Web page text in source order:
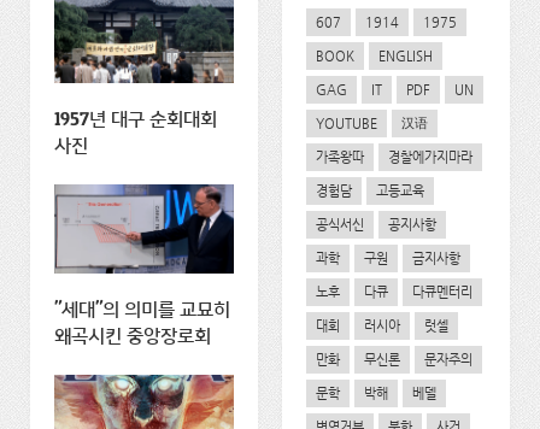
1957년 대구 순회대회
사진
"세대"의 의미를 교묘히
왜곡시킨 중앙장로회
607 1914 1975
BOOK ENGLISH
GAG IT PDF UN
YOUTUBE 汉语
가족왕따 경찰에가지마라
경험담 고등교육
공식서신 공지사항
과학 구원 금지사항
노후 다큐 다큐멘터리
대회 러시아 럿셀
만화 무신론 문자주의
문학 박해 베델